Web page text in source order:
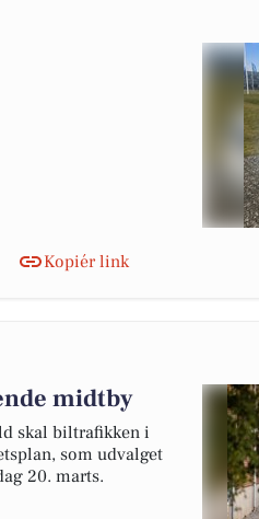
Kopiér link
midtby
skal biltrafikken i
som udvalget
20. marts.